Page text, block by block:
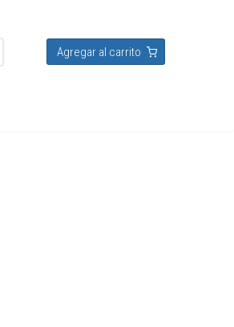
Agregar al carrito